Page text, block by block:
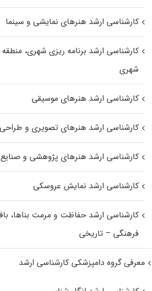
کارشناسی ارشد هنرهای نمایشی و سینما
کارشناسی ارشد برنامه ریزی شهری،
شهری
کارشناسی ارشد هنرهای موسیقی
کارشناسی ارشد هنرهای تصویری و طراحی
کارشناسی ارشد هنرهای پژوهشی و
کارشناسی ارشد نمایش عروسکی
کارشناسی ارشد حفاظت و مرمت بناها،
فرهنگی – تاریخی
معرفی گروه دامپزشکی کارشناسی ارشد